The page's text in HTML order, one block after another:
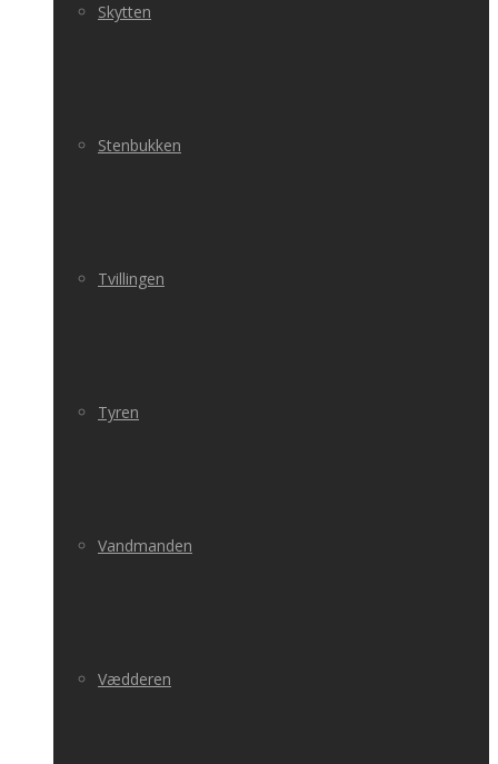
Skytten
Stenbukken
Tvillingen
Tyren
Vandmanden
Vædderen